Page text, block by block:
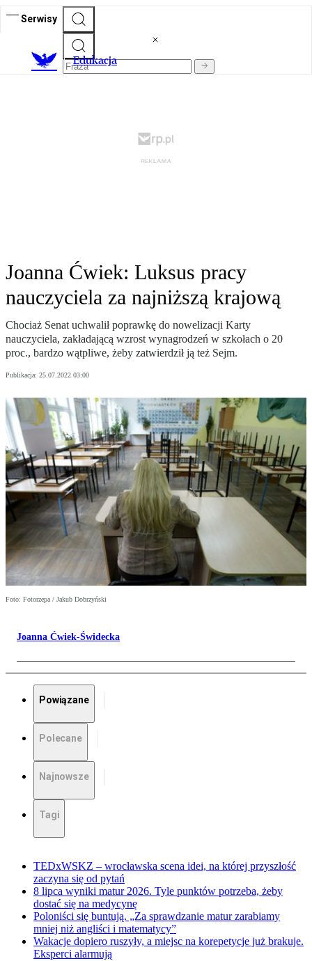
Serwisy
Edukacja
Joanna Ćwiek: Luksus pracy
nauczyciela za najniższą krajową
Chociaż Senat uchwalił poprawkę do nowelizacji Karty
nauczyciela, zakładającą wzrost wynagrodzeń w szkołach o 20
proc., bardzo wątpliwe, żeby zatwierdził ją też Sejm.
Publikacja: 25.07.2022 03:00
Foto: Fotorzepa / Jakub Dobrzyński
Joanna Ćwiek-Świdecka
Powiązane
Polecane
Najnowsze
Tagi
TEDxWSKZ – wrocławska scena idei, na której przyszłość
zaczyna się od pytań
8 lipca wyniki matur 2026. Tyle punktów potrzeba, żeby
dostać się na medycynę
Poloniści się buntują. „Za sprawdzanie matur zarabiamy
mniej niż angliści i matematycy”
Wakacje dopiero ruszyły, a miejsc na korepetycje już brakuje.
Eksperci alarmują